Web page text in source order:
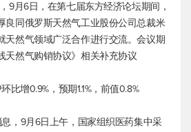
9月6日，在第七届东方经济论坛期间，
良同俄罗斯天然气工业股份公司总裁米
天然气领域广泛合作进行交流。会议期
天然气购销协议》相关补充协议
比增0.9%，预期1.1%，前值0.8%
，9月6日上午，国家组织医药集中采